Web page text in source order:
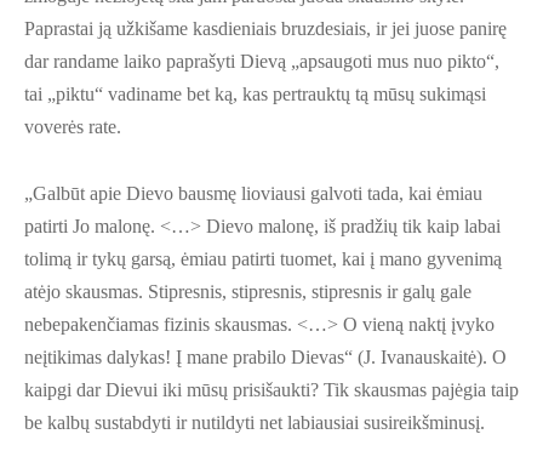
Paprastai ją užkišame kasdieniais bruzdesiais, ir jei juose panirę
dar randame laiko paprašyti Dievą „apsaugoti mus nuo pikto“,
tai „piktu“ vadiname bet ką, kas pertrauktų tą mūsų sukimąsi
voverės rate.
„Galbūt apie Dievo bausmę lioviausi galvoti tada, kai ėmiau
patirti Jo malonę. <…> Dievo malonę, iš pradžių tik kaip labai
tolimą ir tykų garsą, ėmiau patirti tuomet, kai į mano gyvenimą
atėjo skausmas. Stipresnis, stipresnis, stipresnis ir galų gale
nebepakenčiamas fizinis skausmas. <…> O vieną naktį įvyko
neįtikimas dalykas! Į mane prabilo Dievas“ (J. Ivanauskaitė). O
kaipgi dar Dievui iki mūsų prisišaukti? Tik skausmas pajėgia taip
be kalbų sustabdyti ir nutildyti net labiausiai susireikšminusį.